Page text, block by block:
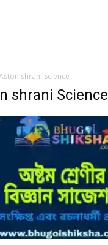
shrani Science
shrani Science